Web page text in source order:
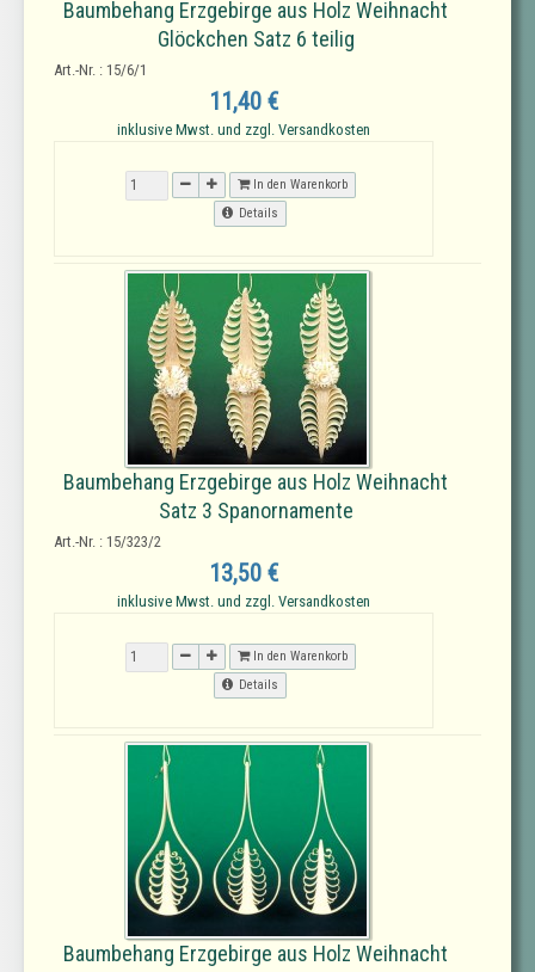
Baumbehang Erzgebirge aus Holz Weihnacht
Glöckchen Satz 6 teilig
Art.-Nr. : 15/6/1
11,40 €
inklusive Mwst. und zzgl. Versandkosten
In den Warenkorb
Details
Baumbehang Erzgebirge aus Holz Weihnacht
Satz 3 Spanornamente
Art.-Nr. : 15/323/2
13,50 €
inklusive Mwst. und zzgl. Versandkosten
In den Warenkorb
Details
Baumbehang Erzgebirge aus Holz Weihnacht